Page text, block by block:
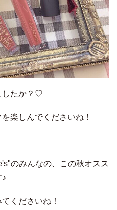
したか？♡
楽しんでくださいね！
のみんなの、この秋オスス
くださいね！